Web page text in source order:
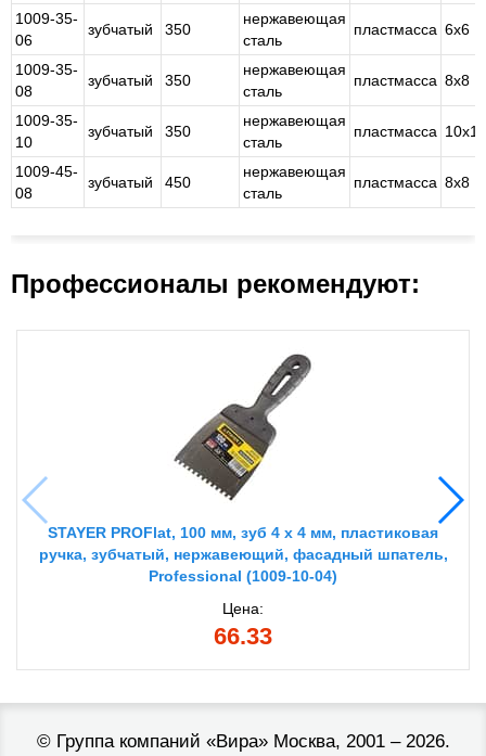
1009-35-
06
зубчатый 350
нержавеющая
сталь
пластмасса 6х6
1009-35-
08
зубчатый 350
нержавеющая
сталь
пластмасса 8х8
1009-35-
10
зубчатый 350
нержавеющая
сталь
пластмасса 10х10
1009-45-
08
зубчатый 450
нержавеющая
сталь
пластмасса 8х8
Профессионалы рекомендуют:
STAYER PROFlat, 100 мм, зуб 4 х 4 мм, пластиковая
ручка, зубчатый, нержавеющий, фасадный шпатель,
Professional (1009-10-04)
Цена:
66.33
© Группа компаний «Вира»Москва, 2001 – 2026.